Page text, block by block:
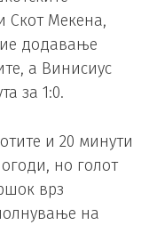
Скот Мекена,
додавање
а Винисиус
за 1:0.
и 20 минути
но голот
врз
на